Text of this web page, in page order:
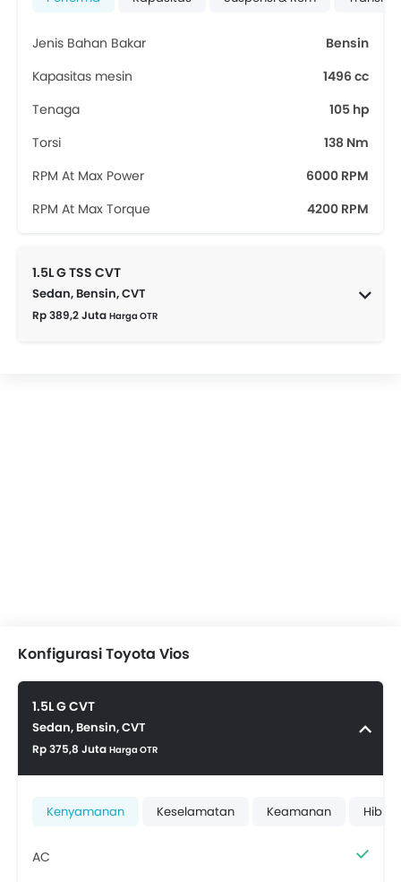
Jenis Bahan Bakar
Bensin
Kapasitas mesin
1496 cc
Tenaga
105 hp
Torsi
138 Nm
RPM At Max Power
6000 RPM
RPM At Max Torque
4200 RPM
1.5L G TSS CVT
Sedan, Bensin, CVT
Rp 389,2 Juta Harga OTR
Konfigurasi Toyota Vios
1.5L G CVT
Sedan, Bensin, CVT
Rp 375,8 Juta Harga OTR
Kenyamanan Keselamatan Keamanan
AC